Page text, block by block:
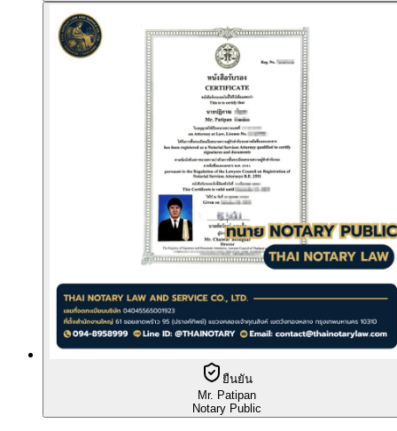
ยืนยัน
Mr. Patipan
Notary Public